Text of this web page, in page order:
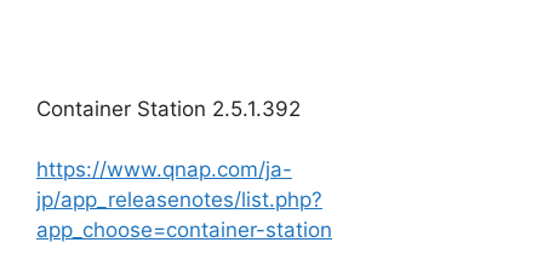
Container Station 2.5.1.392
https://www.qnap.com/ja-
jp/app_releasenotes/list.php?
app_choose=container-station